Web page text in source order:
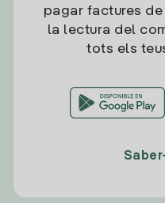
pagar factures
la lectura del
tots els